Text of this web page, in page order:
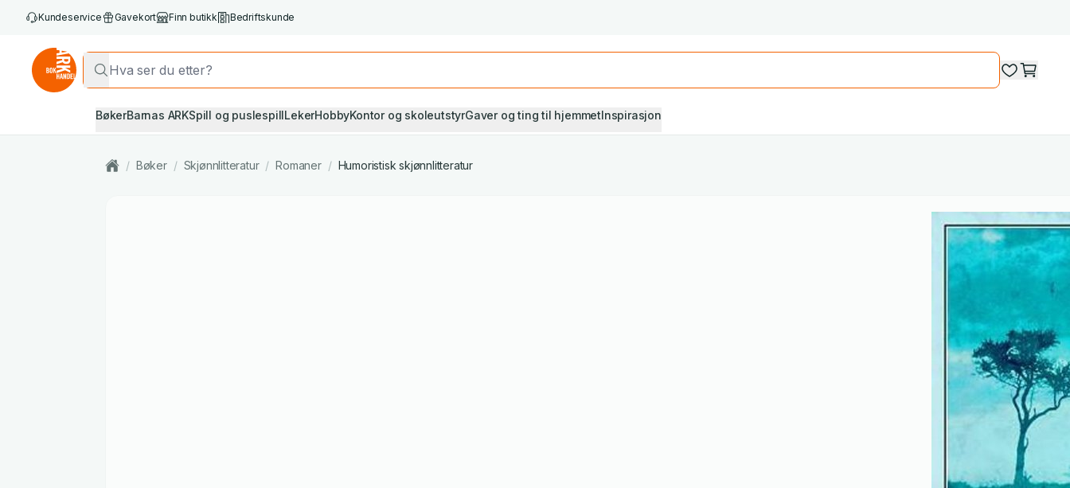
Kundeservice Gavekort Finn butikk Bedriftskunde
BøkerBarnas ARKSpill og puslespillLekerHobbyKontor og skoleutstyrGaver og ting til hjemmetInspirasjon
/ Bøker / Skjønnlitteratur / Romaner / Humoristisk skjønnlitteratur